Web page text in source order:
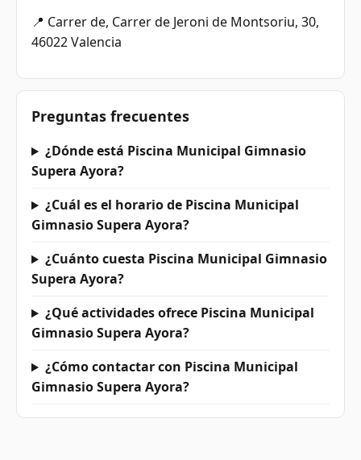
📍 Carrer de, Carrer de Jeroni de Montsoriu, 30,
46022 Valencia
Preguntas frecuentes
¿Dónde está Piscina Municipal Gimnasio
Supera Ayora?
¿Cuál es el horario de Piscina Municipal
Gimnasio Supera Ayora?
¿Cuánto cuesta Piscina Municipal Gimnasio
Supera Ayora?
¿Qué actividades ofrece Piscina Municipal
Gimnasio Supera Ayora?
¿Cómo contactar con Piscina Municipal
Gimnasio Supera Ayora?